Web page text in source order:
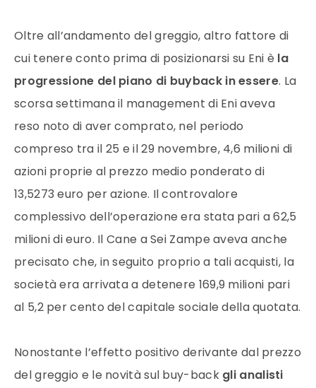
Oltre all’andamento del greggio, altro fattore di
cui tenere conto prima di posizionarsi su Eni è la
progressione del piano di buyback in essere. La
scorsa settimana il management di Eni aveva
reso noto di aver comprato, nel periodo
compreso tra il 25 e il 29 novembre, 4,6 milioni di
azioni proprie al prezzo medio ponderato di
13,5273 euro per azione. Il controvalore
complessivo dell’operazione era stata pari a 62,5
milioni di euro. Il Cane a Sei Zampe aveva anche
precisato che, in seguito proprio a tali acquisti, la
società era arrivata a detenere 169,9 milioni pari
al 5,2 per cento del capitale sociale della quotata.
Nonostante l’effetto positivo derivante dal prezzo
del greggio e le novità sul buy-back gli analisti